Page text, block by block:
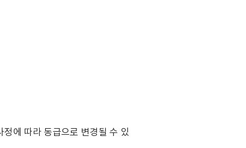
에 따라 동급으로 변경될 수 있